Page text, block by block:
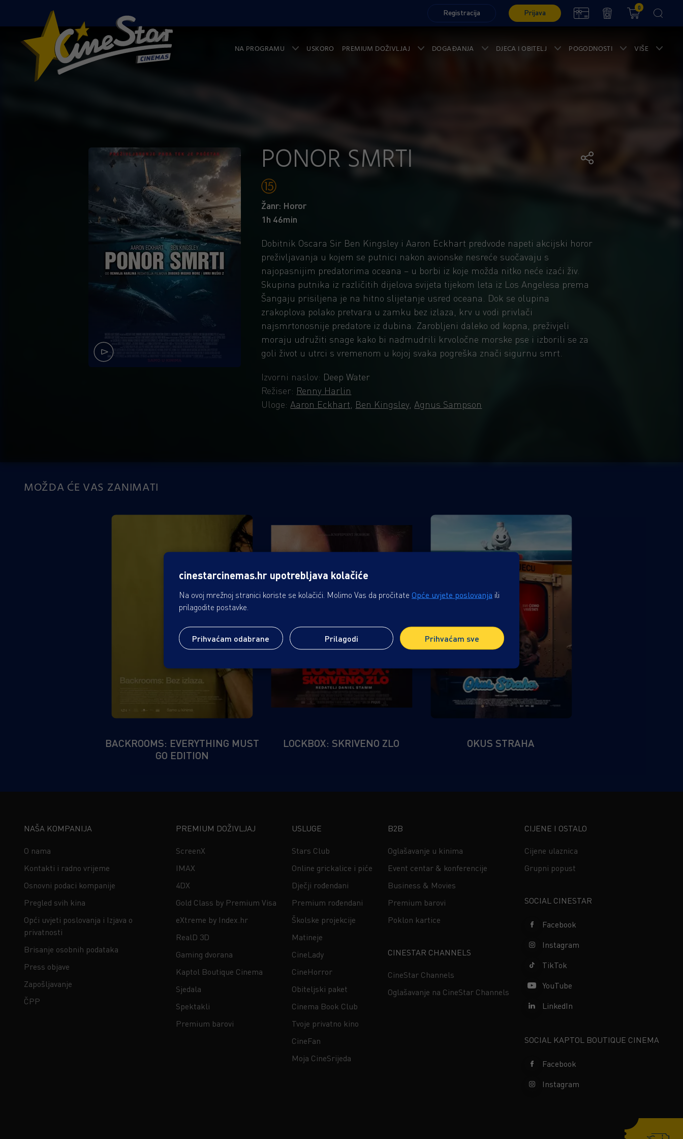
Registracija Prijava
0
NA PROGRAMU USKORO PREMIUM DOŽIVLJAJ DOGAĐANJA DJECA I OBITELJ POGODNOSTI VIŠE
PONOR SMRTI
Žanr: Horor
1h 46min
Dobitnik Oscara Sir Ben Kingsley i Aaron Eckhart predvode napeti akcijski horor
preživljavanja u kojem se putnici nakon avionske nesreće suočavaju s
najopasnijim predatorima oceana – u borbi iz koje možda nitko neće izaći živ.
Skupina putnika iz različitih dijelova svijeta tijekom leta iz Los Angelesa prema
Šangaju prisiljena je na hitno slijetanje usred oceana. Dok se olupina
zrakoplova polako pretvara u zamku bez izlaza, krv u vodi privlači
najsmrtonosnije predatore iz dubina. Zarobljeni daleko od kopna, preživjeli
moraju udružiti snage kako bi nadmudrili krvoločne morske pse i izborili se za
goli život u utrci s vremenom u kojoj svaka pogreška znači sigurnu smrt.
Izvorni naslov: Deep Water
Režiser: Renny Harlin
Uloge: Aaron Eckhart Ben Kingsley, Agnus Sampson
MOŽDA ĆE VAS ZANIMATI
BACKROOMS: EVERYTHING MUST
GO EDITION
LOCKBOX: SKRIVENO ZLO OKUS STRAHA
NAŠA KOMPANIJA
O nama
Kontakti i radno vrijeme
Osnovni podaci kompanije
Pregled svih kina
Opći uvjeti poslovanja i Izjava o
privatnosti
Brisanje osobnih podataka
Press objave
Zapošljavanje
ČPP
PREMIUM DOŽIVLJAJ
ScreenX
IMAX
4DX
Gold Class by Premium Visa
eXtreme by Index.hr
RealD 3D
Gaming dvorana
Kaptol Boutique Cinema
Sjedala
Spektakli
Premium barovi
USLUGE
Stars Club
Online grickalice i piće
Dječji rođendani
Premium rođendani
Školske projekcije
Matineje
CineLady
CineHorror
Obiteljski paket
Cinema Book Club
Tvoje privatno kino
CineFan
Moja CineSrijeda
B2B
Oglašavanje u kinima
Event centar & konferencije
Business & Movies
Premium barovi
Poklon kartice
CINESTAR CHANNELS
CineStar Channels
Oglašavanje na CineStar Channels
CIJENE I OSTALO
Cijene ulaznica
Grupni popust
SOCIAL CINESTAR
Facebook
Instagram
TikTok
YouTube
LinkedIn
SOCIAL KAPTOL BOUTIQUE CINEMA
Facebook
Instagram
cinestarcinemas.hr upotrebljava kolačiće
Na ovoj mrežnoj stranici koriste se kolačići. Molimo Vas da pročitate Opće uvjete poslovanja ili
prilagodite postavke.
Prihvaćam odabrane Prilagodi Prihvaćam sve